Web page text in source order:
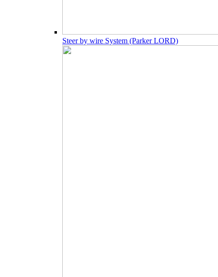
Steer by wire System (Parker LORD)